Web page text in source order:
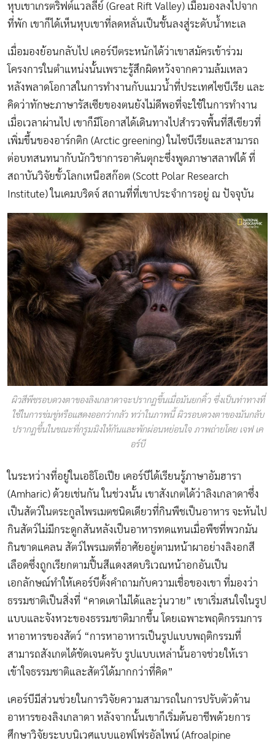
หุบเขาเกรตริฟต์แวลลีย์ (Great Rift Valley) เมื่อมองลงไปจาก
ที่พัก เขาก็ได้เห็นหุบเขาที่ลดหลั่นเป็นชั้นลงสู่ระดับน้ำทะเล
เมื่อมองย้อนกลับไป เคอร์บีตระหนักได้ว่าเขาสมัครเข้าร่วม
โครงการในตำแหน่งนั้นเพราะรู้สึกผิดหวังจากความล้มเหลว
หลังพลาดโอกาสในการทำงานกับแมวน้ำที่ประเทศไซบีเรีย และ
คิดว่าทักษะภาษารัสเซียของตนยังไม่ดีพอที่จะใช้ในการทำงาน
เมื่อเวลาผ่านไป เขาก็มีโอกาสได้เดินทางไปสำรวจพื้นที่สีเขียวที่
เพิ่มขึ้นของอาร์กติก (Arctic greening) ในไซบีเรียและสามารถ
ต่อบทสนทนากับนักวิชาการอาคันตุกะซึ่งพูดภาษาสลาฟได้ ที่
สถาบันวิจัยขั้วโลกเหนือสก๊อต (Scott Polar Research
Institute) ในเคมบริดจ์ สถานที่ที่เขาประจำการอยู่ ณ ปัจจุบัน
ผิวสีพีชรอบดวงตาของลิงเกลาดาจะปรากฏขึ้นเมื่อมันยกคิ้ว ซึ่งเป็นท่าทางที่
ใช้ในการข่มขู่หรือแสดงออกว่ากลัว ทว่าในภาพนี้ ผิวรอบดวงตาของมันกลับ
ปรากฏขึ้นในขณะที่กรูมมิงให้กันและพักผ่อนหย่อนใจ ภาพถ่ายโดย เจฟ เค
อร์บี
ในระหว่างที่อยู่ในเอธิโอเปีย เคอร์บีได้เรียนรู้ภาษาอัมฮารา
(Amharic) ด้วยเช่นกัน ในช่วงนั้น เขาสังเกตได้ว่าลิงเกลาดาซึ่ง
เป็นสัตว์ในตระกูลไพรเมตชนิดเดียวที่กินพืชเป็นอาหาร จะหันไป
กินสัตว์ไม่มีกระดูกสันหลังเป็นอาหารทดแทนเมื่อพืชที่พวกมัน
กินขาดแคลน สัตว์ไพรเมตที่อาศัยอยู่ตามหน้าผาอย่างลิงอกสี
เลือดซึ่งถูกเรียกตามปื้นสีแดงสดบริเวณหน้าอกอันเป็น
เอกลักษณ์ทำให้เคอร์บีตั้งคำถามกับความเชื่อของเขา ที่มองว่า
ธรรมชาติเป็นสิ่งที่ “คาดเดาไม่ได้และวุ่นวาย” เขาเริ่มสนใจในรูป
แบบและจังหวะของธรรมชาติมากขึ้น โดยเฉพาะพฤติกรรมการ
หาอาหารของสัตว์ “การหาอาหารเป็นรูปแบบพฤติกรรมที่
สามารถสังเกตได้ชัดเจนครับ รูปแบบเหล่านั้นอาจช่วยให้เรา
เข้าใจธรรมชาติและสัตว์ได้มากกว่าที่คิด”
เคอร์บีมีส่วนช่วยในการวิจัยความสามารถในการปรับตัวด้าน
อาหารของลิงเกลาดา หลังจากนั้นเขาก็เริ่มต้นอาชีพด้วยการ
ศึกษาวิจัยระบบนิเวศแบบแอฟโฟรอัลไพน์ (Afroalpine